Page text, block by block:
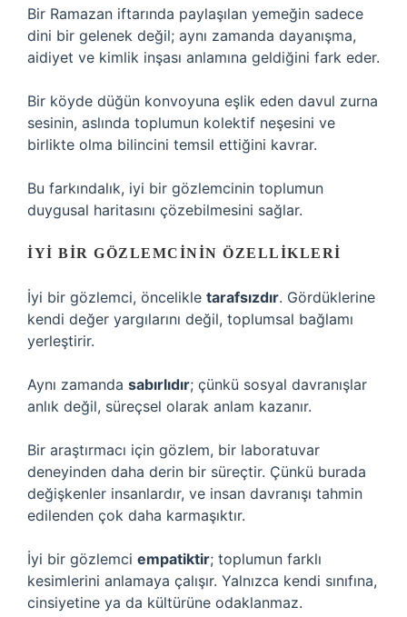
Bir Ramazan iftarında paylaşılan yemeğin sadece
dini bir gelenek değil; aynı zamanda dayanışma,
aidiyet ve kimlik inşası anlamına geldiğini fark eder.
Bir köyde düğün konvoyuna eşlik eden davul zurna
sesinin, aslında toplumun kolektif neşesini ve
birlikte olma bilincini temsil ettiğini kavrar.
Bu farkındalık, iyi bir gözlemcinin toplumun
duygusal haritasını çözebilmesini sağlar.
İYI BIR GÖZLEMCININ ÖZELLIKLERI
İyi bir gözlemci, öncelikle tarafsızdır. Gördüklerine
kendi değer yargılarını değil, toplumsal bağlamı
yerleştirir.
Aynı zamanda sabırlıdır; çünkü sosyal davranışlar
anlık değil, süreçsel olarak anlam kazanır.
Bir araştırmacı için gözlem, bir laboratuvar
deneyinden daha derin bir süreçtir. Çünkü burada
değişkenler insanlardır, ve insan davranışı tahmin
edilenden çok daha karmaşıktır.
İyi bir gözlemci empatiktir; toplumun farklı
kesimlerini anlamaya çalışır. Yalnızca kendi sınıfına,
cinsiyetine ya da kültürüne odaklanmaz.